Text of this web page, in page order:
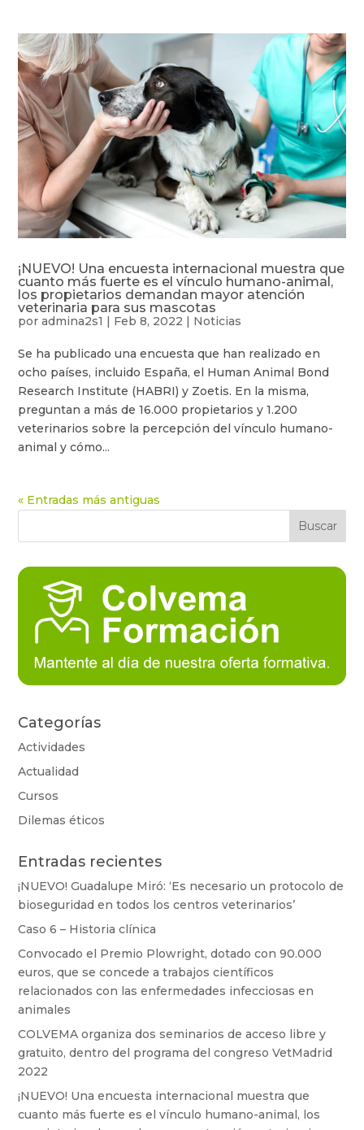
¡NUEVO! Una encuesta internacional muestra que
cuanto más fuerte es el vínculo humano-animal,
los propietarios demandan mayor atención
veterinaria para sus mascotas
poradmina2s1 | Feb 8, 2022 | Noticias
Se ha publicado una encuesta que han realizado en
ocho países, incluido España, el Human Animal Bond
Research Institute (HABRI) y Zoetis. En la misma,
preguntan a más de 16.000 propietarios y 1.200
veterinarios sobre la percepción del vínculo humano-
animal y cómo...
« Entradas más antiguas
Categorías
Actividades
Actualidad
Cursos
Dilemas éticos
Entradas recientes
¡NUEVO! Guadalupe Miró: ‘Es necesario un protocolo de
bioseguridad en todos los centros veterinarios’
Caso 6 – Historia clínica
Convocado el Premio Plowright, dotado con 90.000
euros, que se concede a trabajos científicos
relacionados con las enfermedades infecciosas en
animales
COLVEMA organiza dos seminarios de acceso libre y
gratuito, dentro del programa del congreso VetMadrid
2022
¡NUEVO! Una encuesta internacional muestra que
cuanto más fuerte es el vínculo humano-animal, los